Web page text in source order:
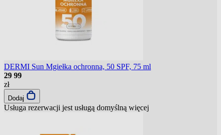
DERMI Sun Mgiełka ochronna, 50 SPF, 75 ml
29 99
zł
Dodaj
Usługa rezerwacji jest usługą domyślną więcej